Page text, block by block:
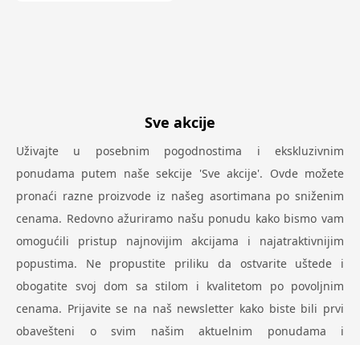
Sve akcije
Uživajte u posebnim pogodnostima i ekskluzivnim
ponudama putem naše sekcije 'Sve akcije'. Ovde možete
pronaći razne proizvode iz našeg asortimana po sniženim
cenama. Redovno ažuriramo našu ponudu kako bismo vam
omogućili pristup najnovijim akcijama i najatraktivnijim
popustima. Ne propustite priliku da ostvarite uštede i
obogatite svoj dom sa stilom i kvalitetom po povoljnim
cenama. Prijavite se na naš newsletter kako biste bili prvi
obavešteni o svim našim aktuelnim ponudama i